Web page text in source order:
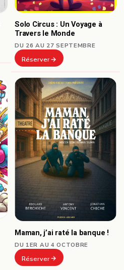
Solo Circus : Un Voyage à
Travers le Monde
DU 26 AU 27 SEPTEMBRE
Réserver
Maman, j’ai raté la banque !
DU 1ER AU 4 OCTOBRE
Réserver